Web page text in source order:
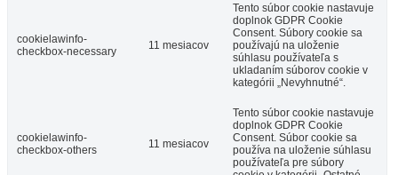
cookielawinfo-
checkbox-necessary
11 mesiacov
Tento súbor cookie nastavuje
doplnok GDPR Cookie
Consent. Súbory cookie sa
používajú na uloženie
súhlasu používateľa s
ukladaním súborov cookie v
kategórii „Nevyhnutné“.
cookielawinfo-
checkbox-others
11 mesiacov
Tento súbor cookie nastavuje
doplnok GDPR Cookie
Consent. Súbor cookie sa
používa na uloženie súhlasu
používateľa pre súbory